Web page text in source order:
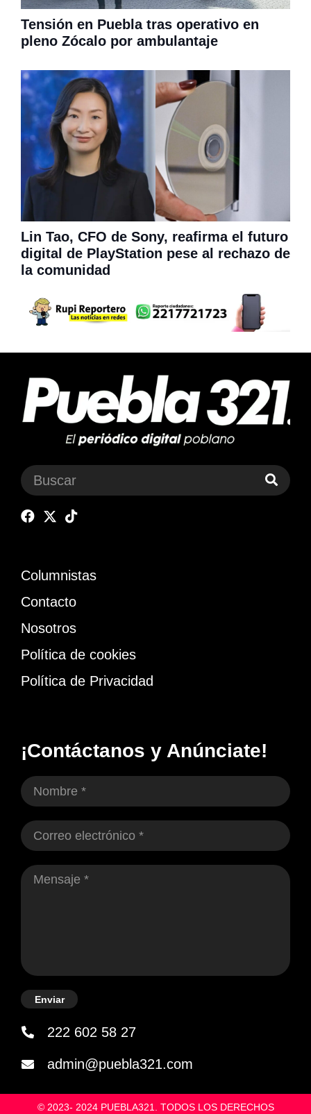
Tensión en Puebla tras operativo en
pleno Zócalo por ambulantaje
Lin Tao, CFO de Sony, reafirma el futuro
digital de PlayStation pese al rechazo de
la comunidad
Columnistas
Contacto
Nosotros
Política de cookies
Política de Privacidad
¡Contáctanos y Anúnciate!
Enviar
222 602 58 27
admin@puebla321.com
© 2023- 2024 PUEBLA321. TODOS LOS DERECHOS